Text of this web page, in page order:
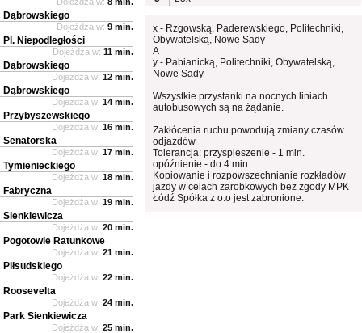
x - Rzgowską, Paderewskiego, Politechniki,
Obywatelską, Nowe Sady
A
y - Pabianicką, Politechniki, Obywatelską,
Nowe Sady
Wszystkie przystanki na nocnych liniach
autobusowych są na żądanie.
Zakłócenia ruchu powodują zmiany czasów
odjazdów
Tolerancja: przyspieszenie - 1 min.
opóźnienie - do 4 min.
Kopiowanie i rozpowszechnianie rozkładów
jazdy w celach zarobkowych bez zgody MPK
Łódź Spółka z o.o jest zabronione.
Dąbrowskiego
Dojeżdża w: 9 min.
Pl. Niepodległości
Dojeżdża w: 11 min.
Dąbrowskiego
Dojeżdża w: 12 min.
Dąbrowskiego
Dojeżdża w: 14 min.
Przybyszewskiego
Dojeżdża w: 16 min.
Senatorska
Dojeżdża w: 17 min.
Tymienieckiego
Dojeżdża w: 18 min.
Fabryczna
Dojeżdża w: 19 min.
Sienkiewicza
Dojeżdża w: 20 min.
Pogotowie Ratunkowe
Dojeżdża w: 21 min.
Piłsudskiego
Dojeżdża w: 22 min.
Roosevelta
Dojeżdża w: 24 min.
Park Sienkiewicza
Dojeżdża w: 25 min.